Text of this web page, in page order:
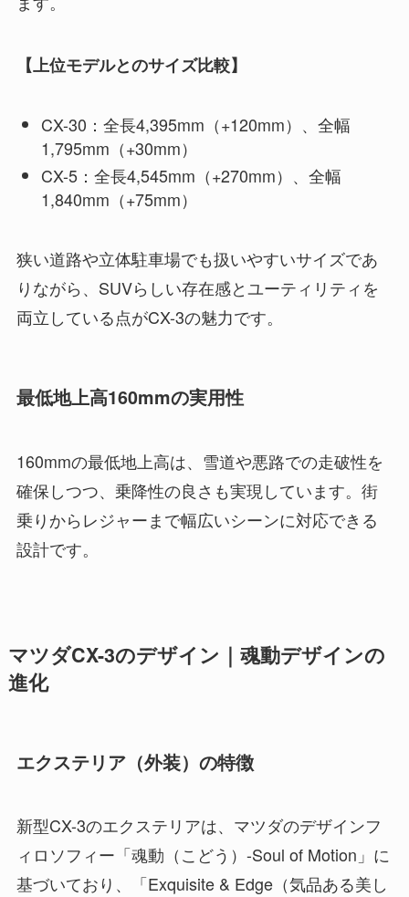
【上位モデルとのサイズ比較】
CX-30：全長4,395mm（+120mm）、全幅
1,795mm（+30mm）
CX-5：全長4,545mm（+270mm）、全幅
1,840mm（+75mm）
狭い道路や立体駐車場でも扱いやすいサイズであ
りながら、SUVらしい存在感とユーティリティを
両立している点がCX-3の魅力です。
最低地上高160mmの実用性
160mmの最低地上高は、雪道や悪路での走破性を
確保しつつ、乗降性の良さも実現しています。街
乗りからレジャーまで幅広いシーンに対応できる
設計です。
マツダCX-3のデザイン｜魂動デザインの
進化
エクステリア（外装）の特徴
新型CX-3のエクステリアは、マツダのデザインフ
ィロソフィー「魂動（こどう）-Soul of Motion」に
基づいており、「Exquisite & Edge（気品ある美し